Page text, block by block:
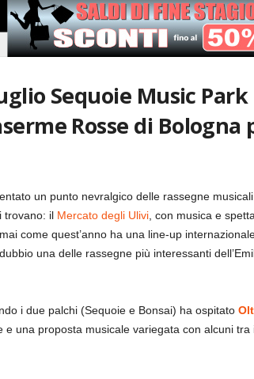
Sequoie Music Park
Rosse di Bologna
un punto nevralgico delle rassegne
trovano: il Mercato degli Ulivi, con musica e
come quest’anno ha una line-up
una delle rassegne più interessanti
i due palchi (Sequoie e Bonsai) ha ospitato
e una proposta musicale variegata con alcuni tra